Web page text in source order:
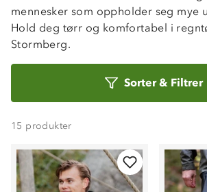
mennesker som oppholder seg mye
Hold deg tørr og komfortabel i
Stormberg.
Sorter& Filtrer
15 produkter